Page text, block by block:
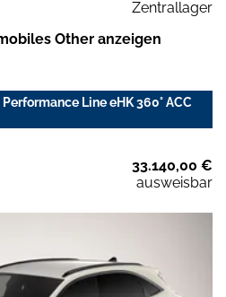
Zentrallager
Other anzeigen
Line eHK 360° ACC
33.140,00 €
ausweisbar